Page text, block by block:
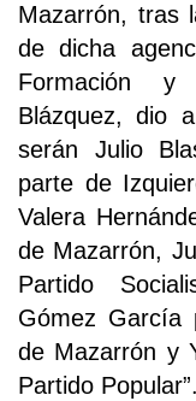
Mazarrón, tras
de dicha
Formación y
Blázquez, dio
serán Julio
parte de
Valera
de Mazarrón,
Partido
Gómez García
de Mazarrón y
Partido Popular”.